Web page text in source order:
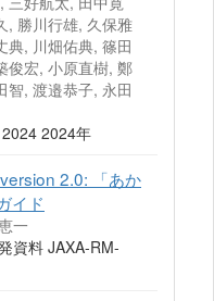
, 勝川行雄, 久保雅
典, 川畑佑典, 篠田
俊宏, 小原直樹, 鄭
智, 渡邉恭子, 永田
2024年
2.0: 「あか
イド
一
資料 JAXA-RM-